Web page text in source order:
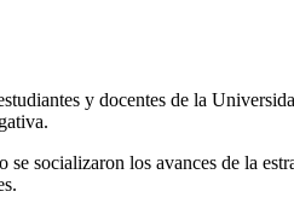
y docentes de la
socializaron los avances de la